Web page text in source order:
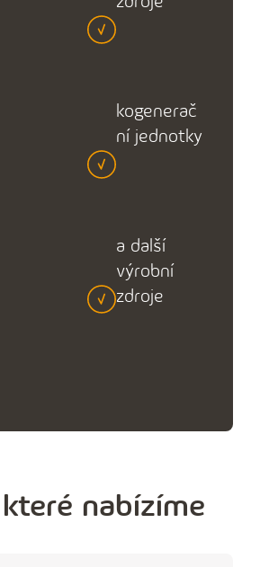
kogenerač
ní jednotky
a další
výrobní
zdroje
nabízíme